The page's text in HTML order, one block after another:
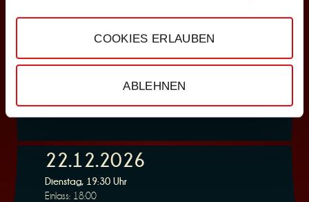
COOKIES ERLAUBEN
ABLEHNEN
Sonntag, 18:00 Uhr
Einlass: 16:30
22.12.2026
Dienstag, 19:30 Uhr
Einlass: 18:00